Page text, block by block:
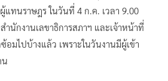
แทนราษฎร ในวันที่ 4 ก.ค. เวลา 9.00
นักงานเลขาธิการสภาฯ และเจ้าหน้าที่
อมไปบ้างแล้ว เพราะในวันงานมีผู้เข้า
น